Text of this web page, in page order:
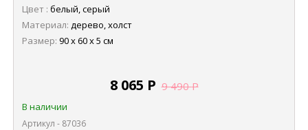
Цвет : белый, серый
Материал: дерево, холст
Размер: 90 х 60 х 5 см
8 065 Р 9 490Р
В наличии
Артикул - 87036